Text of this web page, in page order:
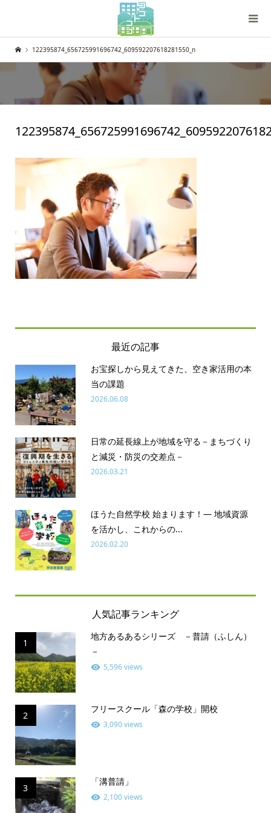
122395874_656725991696742_609592207618281550_n
最近の記事
お宝探しから見えてきた、空き家活用の本
当の課題
2026.06.08
日常の延長線上が地域を守る－まちづくり
と減災・防災の交差点－
2026.03.21
ほうた自然学校 始まります！― 地域資源
を活かし、これからの...
2026.02.20
人気記事ランキング
1
地方あるあるシリーズ －普請（ふしん）
－
5,596 views
2
フリースクール「森の学校」開校
3,090 views
3
「溝普請」
2,100 views